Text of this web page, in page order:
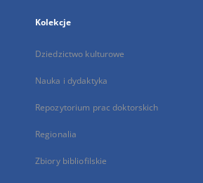
Kolekcje
Dziedzictwo kulturowe
Nauka i dydaktyka
Repozytorium prac doktorskich
Regionalia
Zbiory bibliofilskie